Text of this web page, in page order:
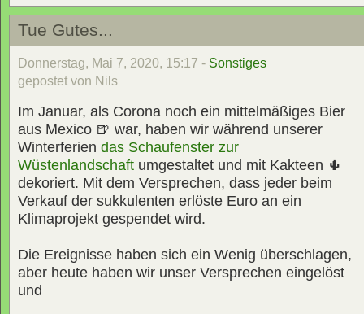
Tue Gutes...
Donnerstag, Mai 7, 2020, 15:17 - Sonstiges
gepostet von Nils
Im Januar, als Corona noch ein mittelmäßiges Bier
aus Mexico 🍺 war, haben wir während unserer
Winterferien das Schaufenster zur
Wüstenlandschaft umgestaltet und mit Kakteen 🌵
dekoriert. Mit dem Versprechen, dass jeder beim
Verkauf der sukkulenten erlöste Euro an ein
Klimaprojekt gespendet wird.
Die Ereignisse haben sich ein Wenig überschlagen,
aber heute haben wir unser Versprechen eingelöst
und